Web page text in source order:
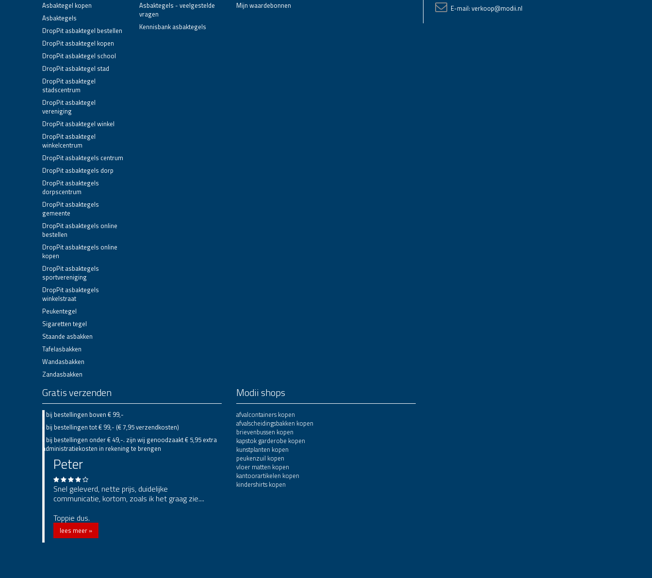
Asbaktegel kopen
Asbaktegels
DropPit asbaktegel bestellen
DropPit asbaktegel kopen
DropPit asbaktegel school
DropPit asbaktegel stad
DropPit asbaktegel
stadscentrum
DropPit asbaktegel
vereniging
DropPit asbaktegel winkel
DropPit asbaktegel
winkelcentrum
DropPit asbaktegels centrum
DropPit asbaktegels dorp
DropPit asbaktegels
dorpscentrum
DropPit asbaktegels
gemeente
DropPit asbaktegels online
bestellen
DropPit asbaktegels online
kopen
DropPit asbaktegels
sportvereniging
DropPit asbaktegels
winkelstraat
Peukentegel
Sigaretten tegel
Staande asbakken
Tafelasbakken
Wandasbakken
Zandasbakken
Asbaktegels - veelgestelde
vragen
Kennisbank asbaktegels
Mijn waardebonnen
E-mail: verkoop@modii.nl
Gratis verzenden
• bij bestellingen boven € 99,-
• bij bestellingen tot € 99,- (€ 7,95 verzendkosten)
• bij bestellingen onder € 49,-. zijn wij genoodzaakt € 5,95 extra
administratiekosten in rekening te brengen
Peter
Snel geleverd, nette prijs, duidelijke
communicatie, kortom, zoals ik het graag zie....
Toppie dus.
lees meer »
Modii shops
afvalcontainers kopen
afvalscheidingsbakken kopen
brievenbussen kopen
kapstok garderobe kopen
kunstplanten kopen
peukenzuil kopen
vloer matten kopen
kantoorartikelen kopen
kindershirts kopen